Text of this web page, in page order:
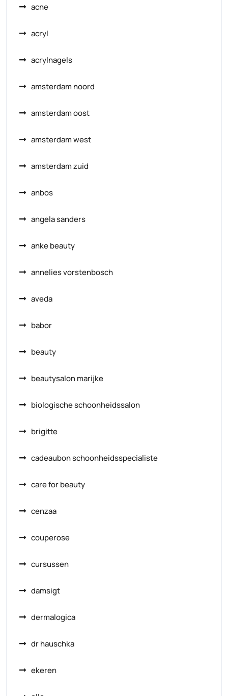
acne
acryl
acrylnagels
amsterdam noord
amsterdam oost
amsterdam west
amsterdam zuid
anbos
angela sanders
anke beauty
annelies vorstenbosch
aveda
babor
beauty
beautysalon marijke
biologische schoonheidssalon
brigitte
cadeaubon schoonheidsspecialiste
care for beauty
cenzaa
couperose
cursussen
damsigt
dermalogica
dr hauschka
ekeren